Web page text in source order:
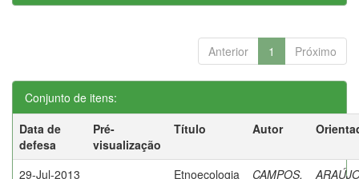
Anterior 1 Próximo
Conjunto de itens:
Data de
defesa
Pré-
visualização
Título Autor
29-Jul-2013
Etnoecologia
CAMPOS,